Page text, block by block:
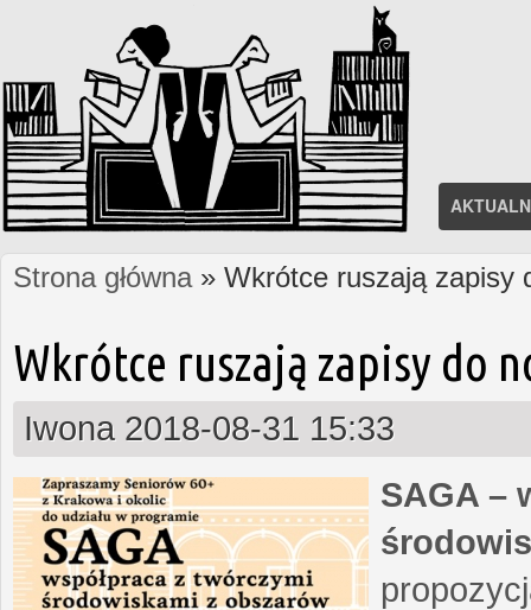
Jesteś tutaj
Strona główna» Wkrótce ruszają zapisy
Wkrótce ruszają zapisy do
Iwona 2018-08-31 15:33
SAGA –